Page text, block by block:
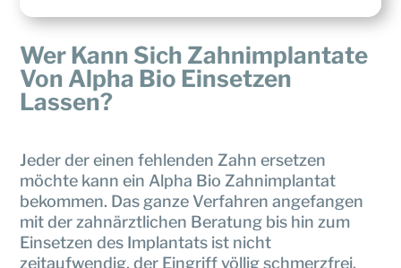
Wer Kann Sich Zahnimplantate
Von Alpha Bio Einsetzen
Lassen?
Jeder der einen fehlenden Zahn ersetzen
möchte kann ein Alpha Bio Zahnimplantat
bekommen. Das ganze Verfahren angefangen
mit der zahnärztlichen Beratung bis hin zum
Einsetzen des Implantats ist nicht
zeitaufwendig, der Eingriff völlig schmerzfrei.